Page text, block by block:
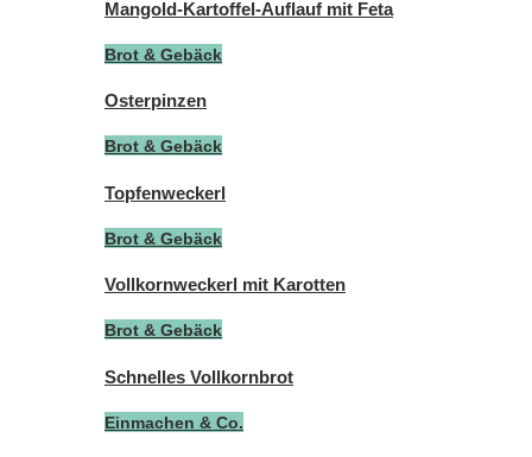
Mangold-Kartoffel-Auflauf mit Feta
Brot & Gebäck
Osterpinzen
Brot & Gebäck
Topfenweckerl
Brot & Gebäck
Vollkornweckerl mit Karotten
Brot & Gebäck
Schnelles Vollkornbrot
Einmachen & Co.